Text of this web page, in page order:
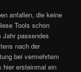
anfallen, die keine
Tools schon
Jahr passendes
nach der
bei vermehrtem
hier ersteinmal ein